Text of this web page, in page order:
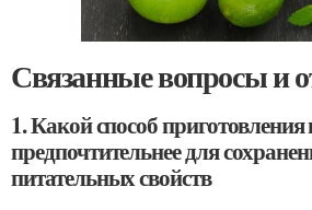
Связанные вопросы и
1. Какой способ
предпочтительнее для
питательных свойств